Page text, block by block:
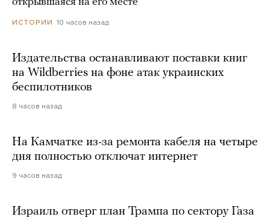
ИСТОРИИ 10 часов назад
Издательства останавливают поставки книг
на Wildberries на фоне атак украинских
беспилотников
8 часов назад
На Камчатке из-за ремонта кабеля на четыре
дня полностью отключат интернет
9 часов назад
Израиль отверг план Трампа по сектору Газа